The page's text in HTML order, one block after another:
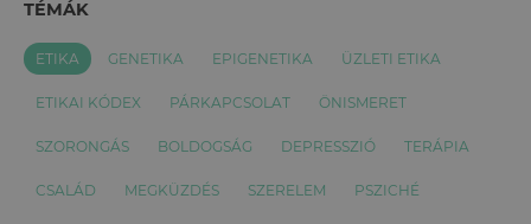
TÉMÁK
ETIKA GENETIKA EPIGENETIKA ÜZLETI ETIKA
ETIKAI KÓDEX PÁRKAPCSOLAT ÖNISMERET
SZORONGÁS BOLDOGSÁG DEPRESSZIÓ TERÁPIA
CSALÁD MEGKÜZDÉS SZERELEM PSZICHÉ